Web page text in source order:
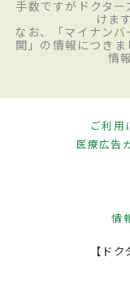
手数ですがドクタ
けま
なお、「マイナン
関」の情報につきま
情
ご利用
医療広告
情
【ド